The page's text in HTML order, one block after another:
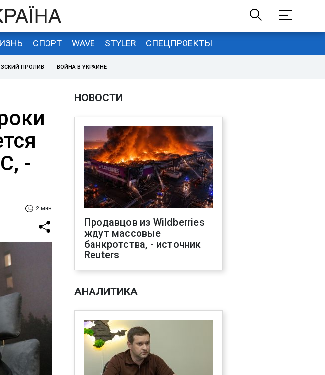
СПОРТ WAVE STYLER СПЕЦПРОЕКТЫ
ПРОЛИВ ВОЙНА В УКРАИНЕ
-
2 мин
НОВОСТИ
Продавцов из Wildberries
ждут массовые
банкротства, - источник
Reuters
АНАЛИТИКА